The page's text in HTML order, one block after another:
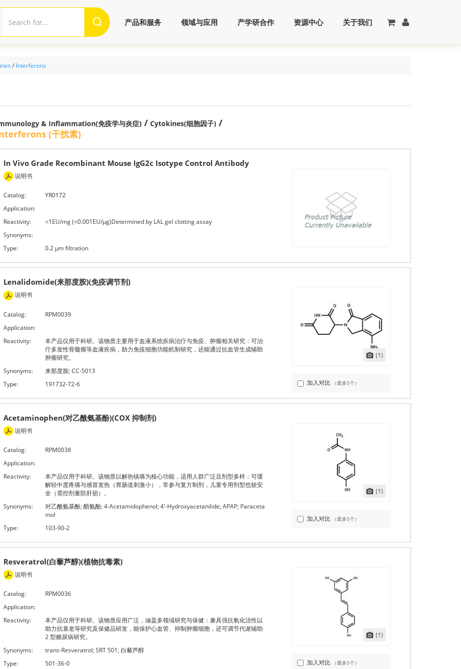
/ Interferons
& Inflammation(免疫学与炎症)/ Cytokines(细胞因子)/
(干扰素)
In Vivo Grade Recombinant Mouse IgG2c Isotype Control Antibody
说明书
Catalog:
YR0172
Application:
Reactivity:
<1EU/mg (<0.001EU/μg)Determined by LAL gel clotting assay
Synonyms:
Type:
0.2 μm filtration
Lenalidomide(来那度胺)(免疫调节剂)
说明书
Catalog:
RPM0039
Application:
Reactivity:
本产品仅用于科研。该物质主要用于血液系统疾病治疗与免疫、肿瘤相关研究：可治
疗多发性骨髓瘤等血液疾病，助力免疫细胞功能机制研究，还能通过抗血管生成辅助
肿瘤研究。
Synonyms:
来那度胺; CC-5013
Type:
191732-72-6
(1)
加入对比 （最多5个）
Acetaminophen(对乙酰氨基酚)(COX 抑制剂)
说明书
Catalog:
RPM0038
Application:
Reactivity:
本产品仅用于科研。该物质以解热镇痛为核心功能，适用人群广泛且剂型多样：可缓
解轻中度疼痛与感冒发热（胃肠道刺激小），常参与复方制剂，儿童专用剂型也较安
全（需控剂量防肝损）。
Synonyms:
对乙酰氨基酚; 醋氨酚; 4-Acetamidophenol; 4'-Hydroxyacetanilide; APAP; Paraceta
mol
Type:
103-90-2
(1)
加入对比 （最多5个）
Resveratrol(白藜芦醇)(植物抗毒素)
说明书
Catalog:
RPM0036
Application:
Reactivity:
本产品仅用于科研。该物质应用广泛，涵盖多领域研究与保健：兼具强抗氧化活性以
助力抗衰老等研究及保健品研发，能保护心血管、抑制肿瘤细胞，还可调节代谢辅助
2 型糖尿病研究。
Synonyms:
trans-Resveratrol; SRT 501; 白藜芦醇
Type:
501-36-0
(1)
加入对比 （最多5个）
产品和服务 领域与应用 产学研合作 资源中心 关于我们